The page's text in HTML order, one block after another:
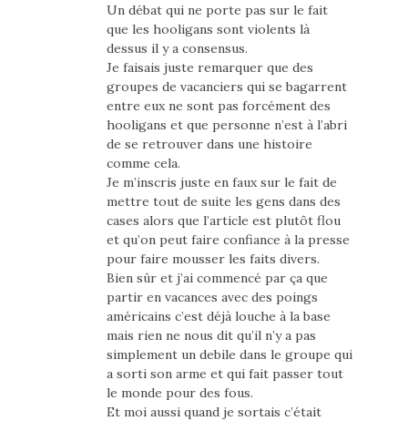
Un débat qui ne porte pas sur le fait
que les hooligans sont violents là
dessus il y a consensus.
Je faisais juste remarquer que des
groupes de vacanciers qui se bagarrent
entre eux ne sont pas forcément des
hooligans et que personne n’est à l’abri
de se retrouver dans une histoire
comme cela.
Je m’inscris juste en faux sur le fait de
mettre tout de suite les gens dans des
cases alors que l’article est plutôt flou
et qu’on peut faire confiance à la presse
pour faire mousser les faits divers.
Bien sûr et j’ai commencé par ça que
partir en vacances avec des poings
américains c’est déjà louche à la base
mais rien ne nous dit qu’il n’y a pas
simplement un debile dans le groupe qui
a sorti son arme et qui fait passer tout
le monde pour des fous.
Et moi aussi quand je sortais c’était